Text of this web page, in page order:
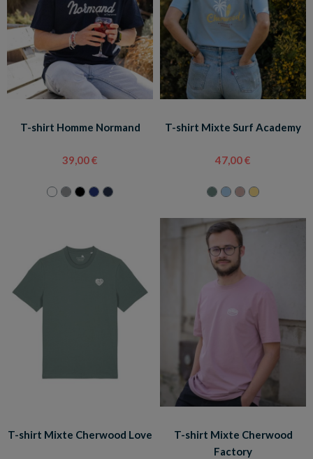
T-shirt Homme Normand
39,00 €
T-shirt Mixte Surf Academy
47,00 €
T-shirt Mixte Cherwood Love
T-shirt Mixte Cherwood
Factory